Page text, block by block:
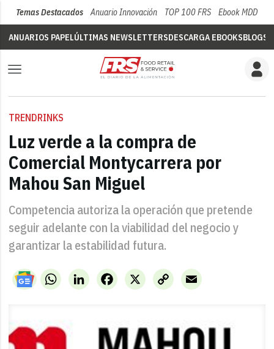
Temas Destacados Anuario Innovación TOP 100 FRS Ebook MDD
ANUARIOS PAPELÚLTIMAS NEWSLETTERSDESCARGA EBOOKSBLOGS
TRENDRINKS
Luz verde a la compra de
Comercial Montycarrera por
Mahou San Miguel
Competencia autoriza la operación que pretende
seguir adelante con la viabilidad del negocio y
garantizar la estabilidad futura.
WhatsAppLinkedIn X
Facebook
Copy
Link
Email